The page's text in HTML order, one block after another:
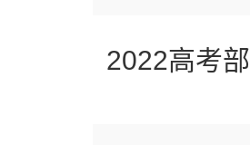
2022高考